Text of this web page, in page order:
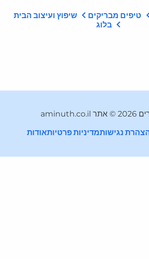
מבריקים
שיפוץ ועיצוב הבית
בלוג
נגישותמדיניות פרטיותאודות